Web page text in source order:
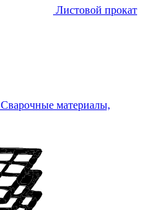
Листовой прокат
Сварочные материалы,